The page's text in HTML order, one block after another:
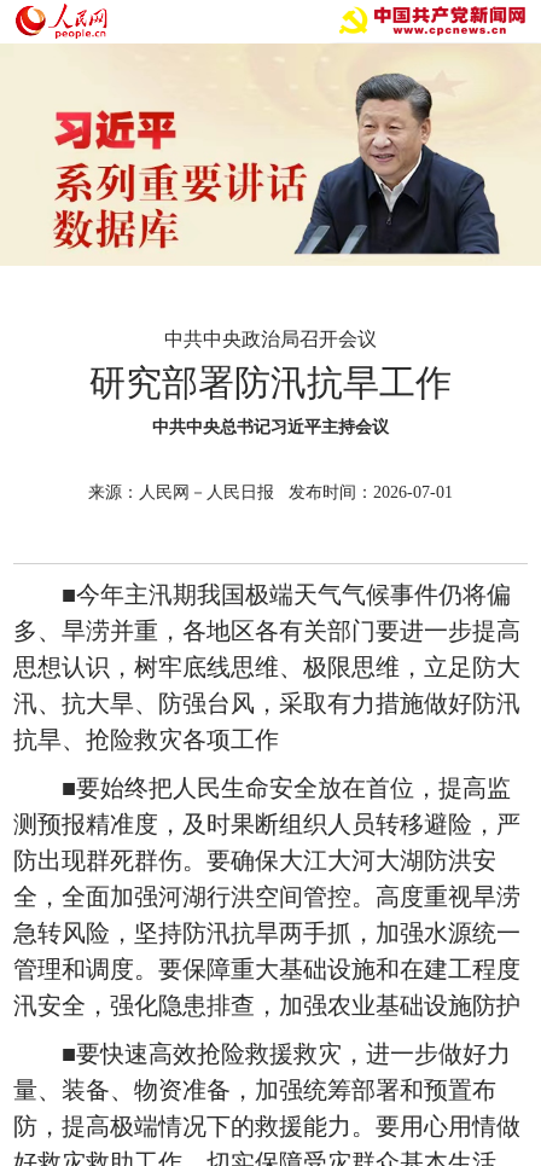
中共中央政治局召开会议
研究部署防汛抗旱工作
中共中央总书记习近平主持会议
来源：人民网－人民日报 发布时间：2026-07-01
■今年主汛期我国极端天气气候事件仍将偏
多、旱涝并重，各地区各有关部门要进一步提高
思想认识，树牢底线思维、极限思维，立足防大
汛、抗大旱、防强台风，采取有力措施做好防汛
抗旱、抢险救灾各项工作
■要始终把人民生命安全放在首位，提高监
测预报精准度，及时果断组织人员转移避险，严
防出现群死群伤。要确保大江大河大湖防洪安
全，全面加强河湖行洪空间管控。高度重视旱涝
急转风险，坚持防汛抗旱两手抓，加强水源统一
管理和调度。要保障重大基础设施和在建工程度
汛安全，强化隐患排查，加强农业基础设施防护
■要快速高效抢险救援救灾，进一步做好力
量、装备、物资准备，加强统筹部署和预置布
防，提高极端情况下的救援能力。要用心用情做